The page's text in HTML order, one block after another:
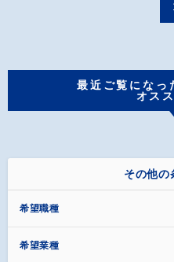
最近ご覧になっ
オス
その他の
希望職種
希望業種